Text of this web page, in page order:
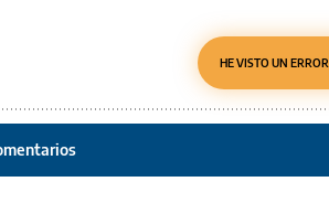
HE VISTO UN ERROR